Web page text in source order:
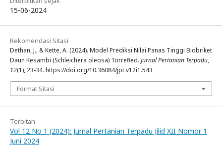
15-06-2024
Rekomendasi Sitasi
Dethan, J., & Kette, A. (2024). Model Prediksi Nilai Panas Tinggi Biobriket
Daun Kesambi (Schleichera oleosa) Torrefied. Jurnal Pertanian Terpadu,
12(1), 23-34. https://doi.org/10.36084/jpt.v12i1.543
Format Sitasi
Terbitan
Vol 12 No 1 (2024): Jurnal Pertanian Terpadu Jilid XII Nomor 1
Juni 2024